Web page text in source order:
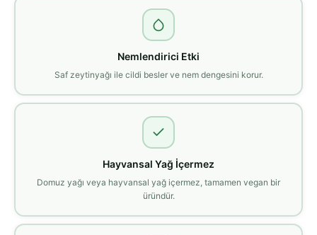
Nemlendirici Etki
Saf zeytinyağı ile cildi besler ve nem dengesini korur.
Hayvansal Yağ İçermez
Domuz yağı veya hayvansal yağ içermez, tamamen vegan bir
üründür.